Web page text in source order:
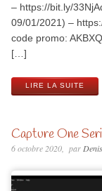
– https://bit.ly/
09/01/2021) –
code promo:
[…]
LIRE LA SUITE
Capture One
6 octobre 2020 par Denis